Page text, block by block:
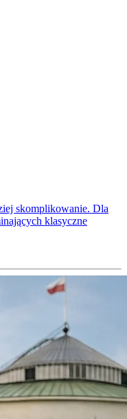
skomplikowanie. Dla
klasyczne